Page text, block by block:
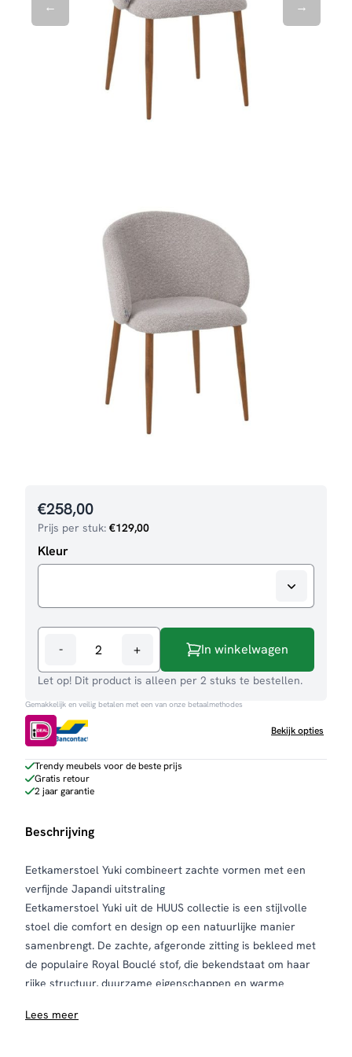
€258,00
Prijs per stuk: €129,00
Kleur
-
Eetkamerstoel
Yuki
+ In winkelwagen
Let op! Dit product is alleen per 2 stuks te bestellen.
Gemakkelijk en veilig betalen met een van onze betaalmethodes
Bekijk opties
Trendy meubels voor de beste prijs
Gratis retour
2 jaar garantie
Beschrijving
Eetkamerstoel Yuki combineert zachte vormen met een
verfijnde Japandi uitstraling
Eetkamerstoel Yuki uit de HUUS collectie is een stijlvolle
stoel die comfort en design op een natuurlijke manier
samenbrengt. De zachte, afgeronde zitting is bekleed met
de populaire Royal Bouclé stof, die bekendstaat om haar
rijke structuur, duurzame eigenschappen en warme
deze stof direct sfeer in iedere eetkamer.
Lees meer